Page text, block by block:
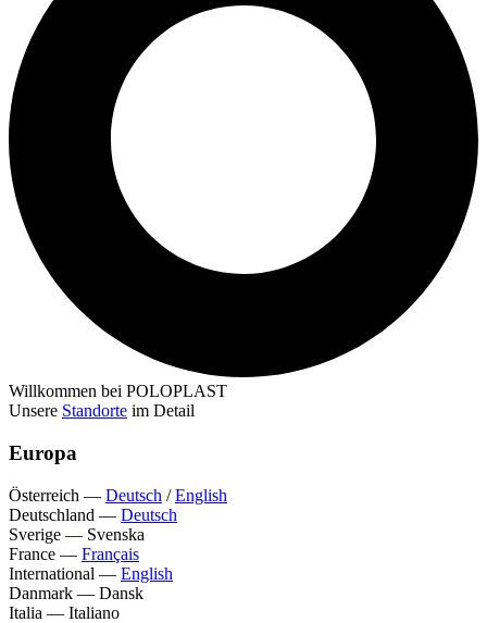
Willkommen bei POLOPLAST
Unsere Standorte im Detail
Europa
Österreich — Deutsch /English
Deutschland — Deutsch
Sverige — Svenska
France — Français
International — English
Danmark — Dansk
Italia — Italiano